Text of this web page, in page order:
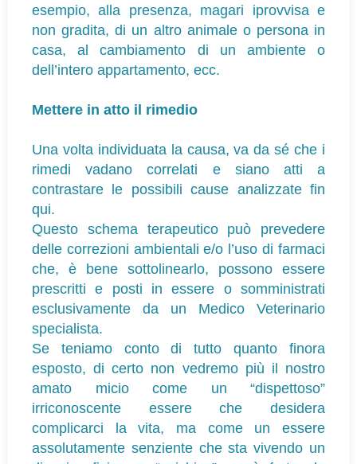
esempio, alla presenza, magari iprovvisa e
non gradita, di un altro animale o persona in
casa, al cambiamento di un ambiente o
dell’intero appartamento, ecc.
Mettere in atto il rimedio
Una volta individuata la causa, va da sé che i
rimedi vadano correlati e siano atti a
contrastare le possibili cause analizzate fin
qui.
Questo schema terapeutico può prevedere
delle correzioni ambientali e/o l’uso di farmaci
che, è bene sottolinearlo, possono essere
prescritti e posti in essere o somministrati
esclusivamente da un Medico Veterinario
specialista.
Se teniamo conto di tutto quanto finora
esposto, di certo non vedremo più il nostro
amato micio come un “dispettoso”
irriconoscente essere che desidera
complicarci la vita, ma come un essere
assolutamente senziente che sta vivendo un